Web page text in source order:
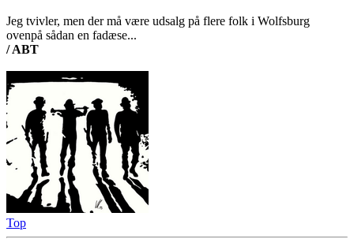
Jeg tvivler, men der må være udsalg på flere folk i Wolfsburg
ovenpå sådan en fadæse...
/ ABT
Top